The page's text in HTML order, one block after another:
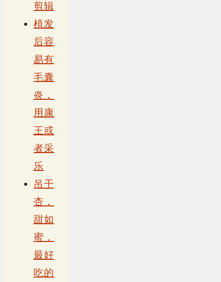
剪辑
植发
后容
易有
毛囊
炎，
用康
王或
者采
乐
吊干
杏，
甜如
蜜，
最好
吃的